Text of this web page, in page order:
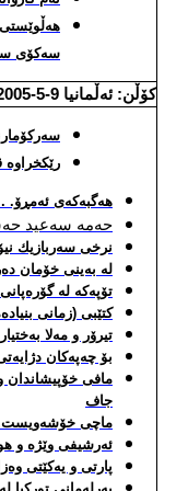
سه‌كۆی
كۆڵن: ئه‌ڵمانیا 9
-5-2005
سه‌ركۆمارنامه‌.
هه‌گبه‌كه‌ی ئه‌مڕۆ.
حه‌مه‌ سه‌عید
نرخی سه‌ربازیك
له‌ به‌ینی خۆمان
تۆپه‌كه‌ له‌
كتێبی (زمانی
تیرۆر و مه‌لا
بۆ چه‌په‌كان
مافی خۆپیشاندان
جاف
ماچی خۆشه‌ویست.
ئه‌رشیفی وێژه‌ و
پارتی و یه‌كێتی